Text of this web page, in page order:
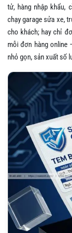
tử, hàng nhập khẩu,
chạy garage sửa xe,
cho khách; hay chỉ
mỗi đơn hàng online
nhỏ gọn, sản xuất số